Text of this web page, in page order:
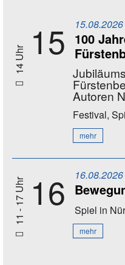
14 Uhr 15 15.08.2026
100
Autoren
Festival,
mehr
11 - 17 Uhr 16 16.08.2026
Spiel in
mehr